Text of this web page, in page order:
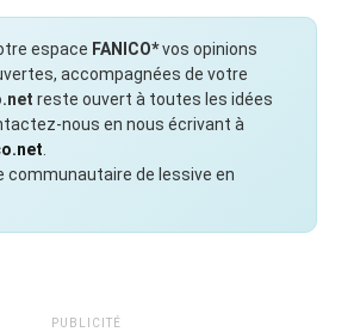
espace FANICO*vos opinions
accompagnées de votre
reste ouvert à toutes les idées
nous en nous écrivant à
communautaire de lessive en
PUBLICITÉ